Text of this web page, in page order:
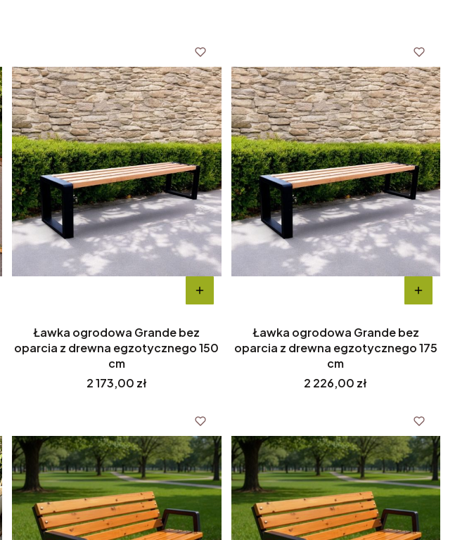
Ławka ogrodowa Grande bez
oparcia z drewna egzotycznego 150
cm
Cena
2 173,00 zł
Ławka ogrodowa Grande bez
oparcia z drewna egzotycznego 175
cm
Cena
2 226,00 zł